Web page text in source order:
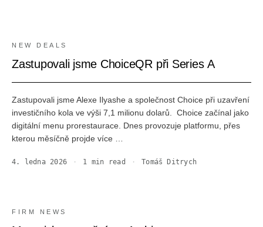
NEW DEALS
Zastupovali jsme ChoiceQR při Series A
Zastupovali jsme Alexe Ilyashe a společnost Choice při uzavření
investičního kola ve výši 7,1 milionu dolarů. ‍ Choice začínal jako
digitální menu prorestaurace. Dnes provozuje platformu, přes
kterou měsíčně projde více …
4. ledna 2026 · 1 min read · Tomáš Ditrych
FIRM NEWS